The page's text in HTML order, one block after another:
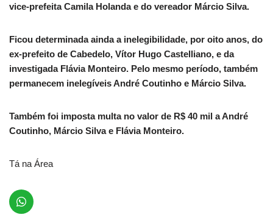
vice-prefeita Camila Holanda e do vereador Márcio Silva.
Ficou determinada ainda a inelegibilidade, por oito anos, do
ex-prefeito de Cabedelo, Vítor Hugo Castelliano, e da
investigada Flávia Monteiro. Pelo mesmo período, também
permanecem inelegíveis André Coutinho e Márcio Silva.
Também foi imposta multa no valor de R$ 40 mil a André
Coutinho, Márcio Silva e Flávia Monteiro.
Tá na Área